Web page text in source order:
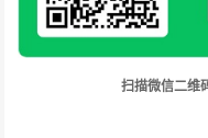
扫描微信二维